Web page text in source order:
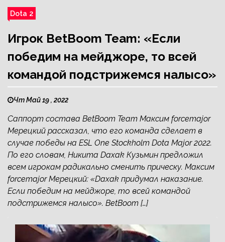
Dota 2
Игрок BetBoom Team: «Если
победим на мейджоре, то всей
командой подстрижемся налысо»
Чт Май 19 , 2022
Саппорт состава BetBoom Team Максим forcemajor
Мерецкий рассказал, что его команда сделает в
случае победы на ESL One Stockholm Dota Major 2022.
По его словам, Никита Daxak Кузьмин предложил
всем игрокам радикально сменить прическу. Максим
forcemajor Мерецкий: «Daxak придумал наказание.
Если победим на мейджоре, то всей командой
подстрижемся налысо». BetBoom […]